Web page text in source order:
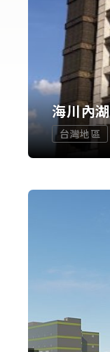
海川內
台灣地區